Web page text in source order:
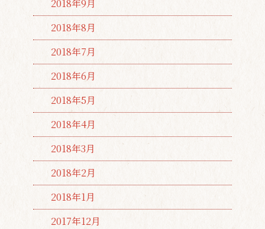
2018年9月
2018年8月
2018年7月
2018年6月
2018年5月
2018年4月
2018年3月
2018年2月
2018年1月
2017年12月